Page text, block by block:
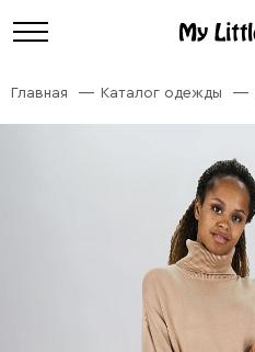
Главная Каталог одежды